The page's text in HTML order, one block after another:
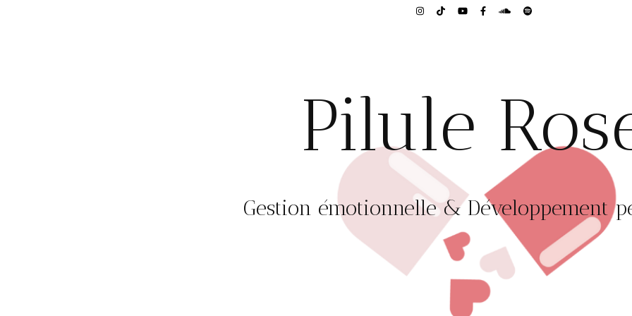
Pilule
Gestion émotionnelle & Développement